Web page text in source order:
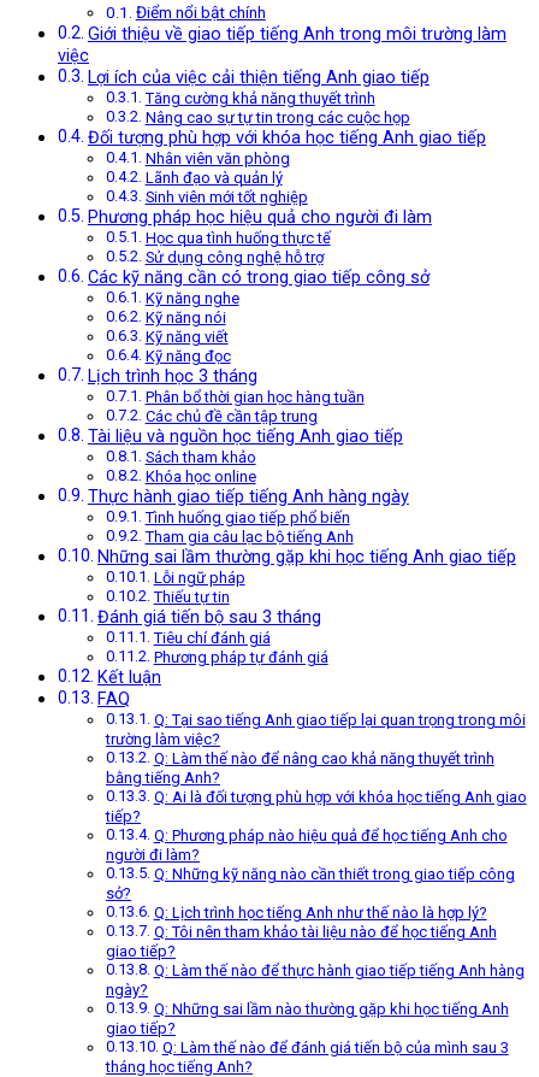
Điểm nổi bật chính
Giới thiệu về giao tiếp tiếng Anh trong môi trường làm
việc
Lợi ích của việc cải thiện tiếng Anh giao tiếp
Tăng cường khả năng thuyết trình
Nâng cao sự tự tin trong các cuộc họp
Đối tượng phù hợp với khóa học tiếng Anh giao tiếp
Nhân viên văn phòng
Lãnh đạo và quản lý
Sinh viên mới tốt nghiệp
Phương pháp học hiệu quả cho người đi làm
Học qua tình huống thực tế
Sử dụng công nghệ hỗ trợ
Các kỹ năng cần có trong giao tiếp công sở
Kỹ năng nghe
Kỹ năng nói
Kỹ năng viết
Kỹ năng đọc
Lịch trình học 3 tháng
Phân bổ thời gian học hàng tuần
Các chủ đề cần tập trung
Tài liệu và nguồn học tiếng Anh giao tiếp
Sách tham khảo
Khóa học online
Thực hành giao tiếp tiếng Anh hàng ngày
Tình huống giao tiếp phổ biến
Tham gia câu lạc bộ tiếng Anh
Những sai lầm thường gặp khi học tiếng Anh giao tiếp
Lỗi ngữ pháp
Thiếu tự tin
Đánh giá tiến bộ sau 3 tháng
Tiêu chí đánh giá
Phương pháp tự đánh giá
Kết luận
FAQ
Q: Tại sao tiếng Anh giao tiếp lại quan trọng trong môi
trường làm việc?
Q: Làm thế nào để nâng cao khả năng thuyết trình
bằng tiếng Anh?
Q: Ai là đối tượng phù hợp với khóa học tiếng Anh giao
tiếp?
Q: Phương pháp nào hiệu quả để học tiếng Anh cho
người đi làm?
Q: Những kỹ năng nào cần thiết trong giao tiếp công
sở?
Q: Lịch trình học tiếng Anh như thế nào là hợp lý?
Q: Tôi nên tham khảo tài liệu nào để học tiếng Anh
giao tiếp?
Q: Làm thế nào để thực hành giao tiếp tiếng Anh hàng
ngày?
Q: Những sai lầm nào thường gặp khi học tiếng Anh
giao tiếp?
Q: Làm thế nào để đánh giá tiến bộ của mình sau 3
tháng học tiếng Anh?